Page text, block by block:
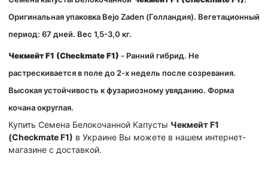
Оригинальная упаковка Bejo Zaden (Голландия). Вегетационный
период: 67 дней. Вес 1,5-3,0 кг.
Чекмейт F1 (Checkmate F1) - Ранний гибрид. Не
растрескивается в поле до 2-х недель после созревания.
Высокая устойчивость к фузариозному увяданию. Форма
кочана округлая.
Купить Семена Белокочанной Капусты Чекмейт F1
(Checkmate F1) в Украине Вы можете в нашем интернет-
магазине с доставкой.